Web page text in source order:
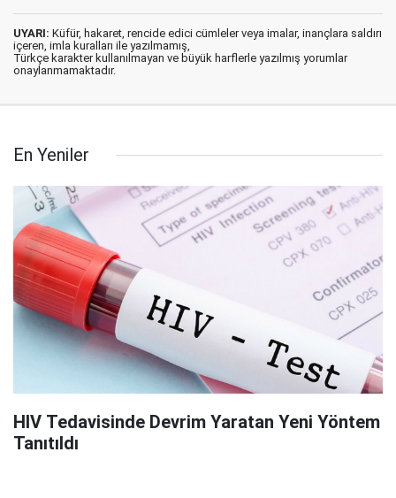
UYARI: Küfür, hakaret, rencide edici cümleler veya imalar, inançlara saldırı
içeren, imla kuralları ile yazılmamış,
Türkçe karakter kullanılmayan ve büyük harflerle yazılmış yorumlar
onaylanmamaktadır.
En Yeniler
HIV Tedavisinde Devrim Yaratan Yeni Yöntem
Tanıtıldı